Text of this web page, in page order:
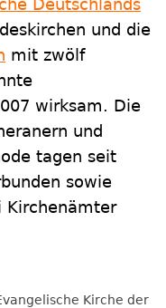
Deutschlands
und die
mit zwölf
wirksam. Die
und
tagen seit
sowie
Kirchenämter
Kirche der